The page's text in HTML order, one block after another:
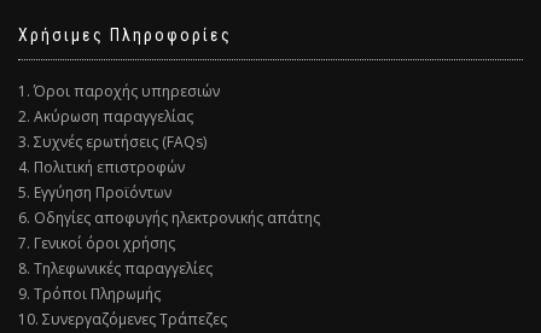
Χρήσιμες Πληροφορίες
1. Όροι παροχής υπηρεσιών
2. Ακύρωση παραγγελίας
3. Συχνές ερωτήσεις (FAQs)
4. Πολιτική επιστροφών
5. Εγγύηση Προϊόντων
6. Οδηγίες αποφυγής ηλεκτρονικής απάτης
7. Γενικοί όροι χρήσης
8. Τηλεφωνικές παραγγελίες
9. Τρόποι Πληρωμής
10. Συνεργαζόμενες Τράπεζες